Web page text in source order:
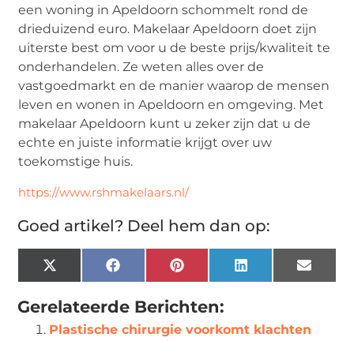
een woning in Apeldoorn schommelt rond de
drieduizend euro. Makelaar Apeldoorn doet zijn
uiterste best om voor u de beste prijs/kwaliteit te
onderhandelen. Ze weten alles over de
vastgoedmarkt en de manier waarop de mensen
leven en wonen in Apeldoorn en omgeving. Met
makelaar Apeldoorn kunt u zeker zijn dat u de
echte en juiste informatie krijgt over uw
toekomstige huis.
https://www.rshmakelaars.nl/
Goed artikel? Deel hem dan op:
X
(Twitter)
FacebookPinterest LinkedIn Email
Gerelateerde Berichten:
Plastische chirurgie voorkomt klachten